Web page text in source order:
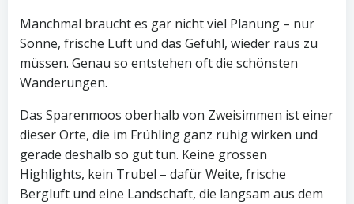
Manchmal braucht es gar nicht viel Planung – nur
Sonne, frische Luft und das Gefühl, wieder raus zu
müssen. Genau so entstehen oft die schönsten
Wanderungen.
Das Sparenmoos oberhalb von Zweisimmen ist einer
dieser Orte, die im Frühling ganz ruhig wirken und
gerade deshalb so gut tun. Keine grossen
Highlights, kein Trubel – dafür Weite, frische
Bergluft und eine Landschaft, die langsam aus dem